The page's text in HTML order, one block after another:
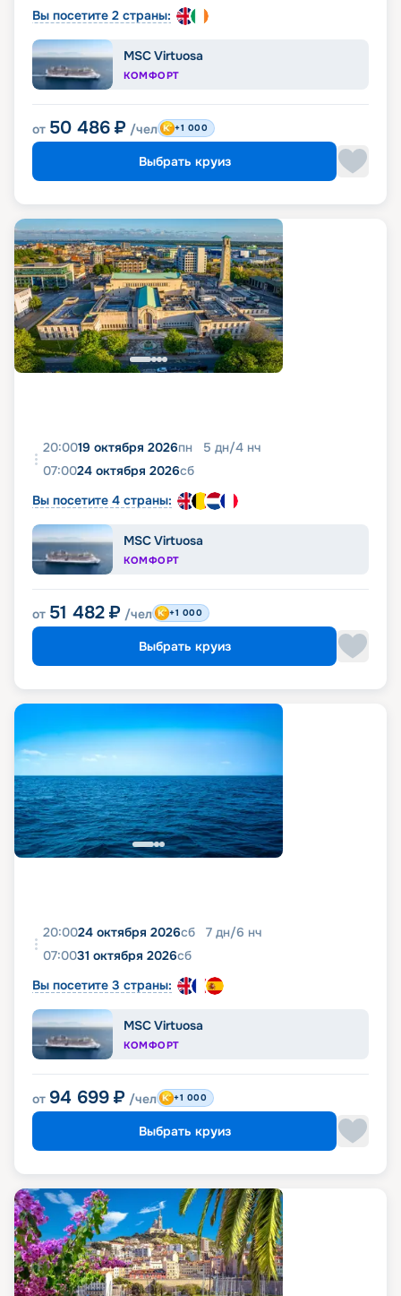
Вы посетите 2 страны:
MSC Virtuosa
КОМФОРТ
от 50 486 ₽ /чел +1 000
Выбрать круиз
20:0019 октября 2026пн 5 дн/4 нч
07:0024 октября 2026сб
Вы посетите 4 страны:
MSC Virtuosa
КОМФОРТ
от 51 482 ₽ /чел +1 000
Выбрать круиз
20:0024 октября 2026сб 7 дн/6 нч
07:0031 октября 2026сб
Вы посетите 3 страны:
MSC Virtuosa
КОМФОРТ
от 94 699 ₽ /чел +1 000
Выбрать круиз